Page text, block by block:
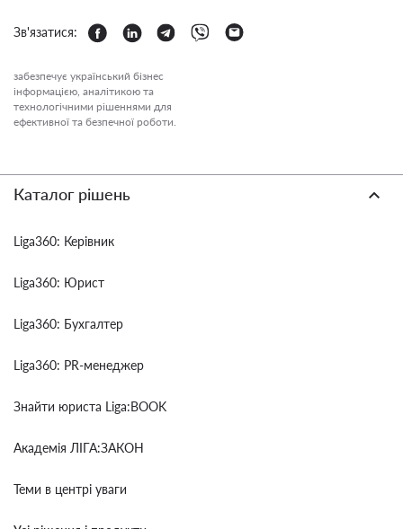
Зв'язатися:
забезпечує український бізнес
інформацією, аналітикою та
технологічними рішеннями для
ефективної та безпечної роботи.
Каталог рішень
Liga360: Керівник
Liga360: Юрист
Liga360: Бухгалтер
Liga360: PR-менеджер
Знайти юриста Liga:BOOK
Академія ЛІГА:ЗАКОН
Теми в центрі уваги